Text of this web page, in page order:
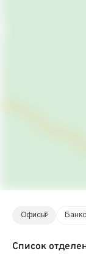
Офисы6
Список